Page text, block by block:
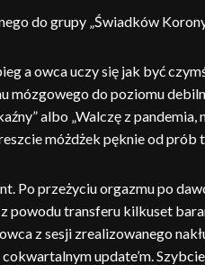
do grupy „Świadków
a owca uczy się jak być
mózgowego do poziomu
albo „Walczę z pandemia,
móżdżek pęknie od prób
Po przeżyciu orgazmu po
powodu transferu kilkuset
z sesji zrealizowanego
update’m.